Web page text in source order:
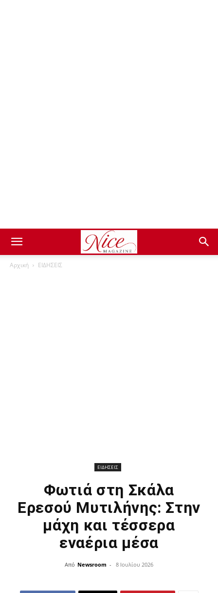
Αρχική ΕΙΔΗΣΕΙΣ
ΕΙΔΗΣΕΙΣ
Φωτιά στη Σκάλα
Ερεσού Μυτιλήνης: Στην
μάχη και τέσσερα
εναέρια μέσα
Από Newsroom - 8 Ιουλίου 2026